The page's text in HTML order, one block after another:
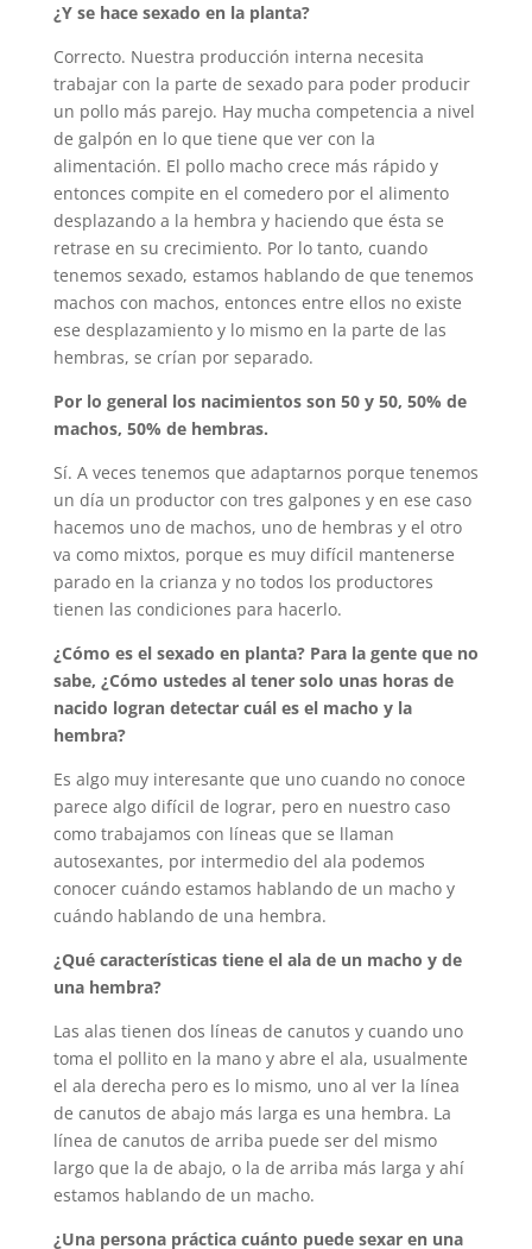
¿Y se hace sexado en la planta?
Correcto. Nuestra producción interna necesita
trabajar con la parte de sexado para poder producir
un pollo más parejo. Hay mucha competencia a nivel
de galpón en lo que tiene que ver con la
alimentación. El pollo macho crece más rápido y
entonces compite en el comedero por el alimento
desplazando a la hembra y haciendo que ésta se
retrase en su crecimiento. Por lo tanto, cuando
tenemos sexado, estamos hablando de que tenemos
machos con machos, entonces entre ellos no existe
ese desplazamiento y lo mismo en la parte de las
hembras, se crían por separado.
Por lo general los nacimientos son 50 y 50, 50% de
machos, 50% de hembras.
Sí. A veces tenemos que adaptarnos porque tenemos
un día un productor con tres galpones y en ese caso
hacemos uno de machos, uno de hembras y el otro
va como mixtos, porque es muy difícil mantenerse
parado en la crianza y no todos los productores
tienen las condiciones para hacerlo.
¿Cómo es el sexado en planta? Para la gente que no
sabe, ¿Cómo ustedes al tener solo unas horas de
nacido logran detectar cuál es el macho y la
hembra?
Es algo muy interesante que uno cuando no conoce
parece algo difícil de lograr, pero en nuestro caso
como trabajamos con líneas que se llaman
autosexantes, por intermedio del ala podemos
conocer cuándo estamos hablando de un macho y
cuándo hablando de una hembra.
¿Qué características tiene el ala de un macho y de
una hembra?
Las alas tienen dos líneas de canutos y cuando uno
toma el pollito en la mano y abre el ala, usualmente
el ala derecha pero es lo mismo, uno al ver la línea
de canutos de abajo más larga es una hembra. La
línea de canutos de arriba puede ser del mismo
largo que la de abajo, o la de arriba más larga y ahí
estamos hablando de un macho.
¿Una persona práctica cuánto puede sexar en una